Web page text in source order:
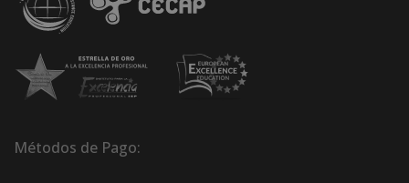
Métodos de Pago: